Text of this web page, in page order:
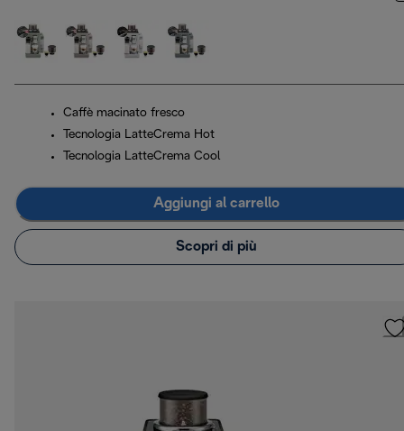
Caffè macinato fresco
Tecnologia LatteCrema Hot
Tecnologia LatteCrema Cool
Aggiungi al carrello
Scopri di più